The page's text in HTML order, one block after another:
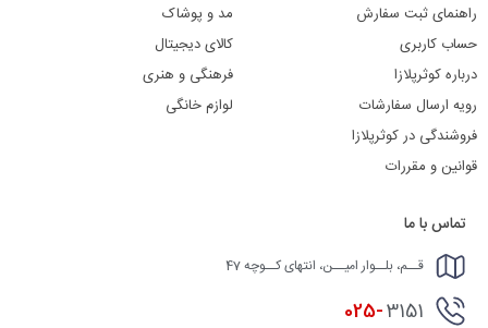
راهنمای ثبت سفارش
حساب کاربری
درباره کوثرپلازا
رویه ارسال سفارشات
فروشندگی در کوثرپلازا
قوانین و مقررات
مد و پوشاک
کالای دیجیتال
فرهنگی و هنری
لوازم خانگی
تماس با ما
قــم، بلــوار امیــن، انتهای کــوچه 47
025-3151